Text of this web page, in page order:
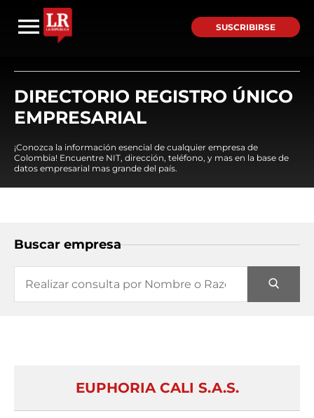
SUSCRIBIRSE
DIRECTORIO REGISTRO ÚNICO
EMPRESARIAL
¡Conozca la información esencial de cualquier empresa de
Colombia! Encuentre NIT, dirección, teléfono, y mas en la base de
datos empresarial mas grande del país.
Buscar empresa
EUPHORIA CALI S.A.S.